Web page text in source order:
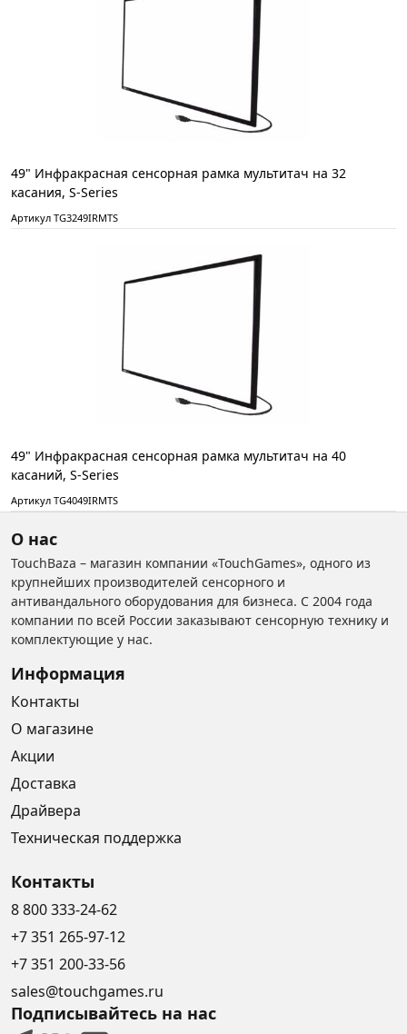
49" Инфракрасная сенсорная рамка мультитач на 32
касания, S-Series
Артикул TG3249IRMTS
49" Инфракрасная сенсорная рамка мультитач на 40
касаний, S-Series
Артикул TG4049IRMTS
О нас
TouchBaza – магазин компании «TouchGames», одного из
крупнейших производителей сенсорного и
антивандального оборудования для бизнеса. С 2004 года
компании по всей России заказывают сенсорную технику и
комплектующие у нас.
Информация
Контакты
О магазине
Акции
Доставка
Драйвера
Техническая поддержка
Контакты
8 800 333-24-62
+7 351 265-97-12
+7 351 200-33-56
sales@touchgames.ru
Подписывайтесь на нас